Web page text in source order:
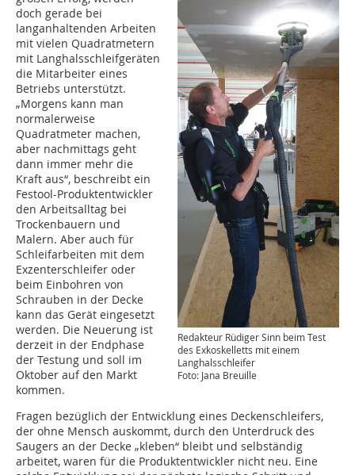
Redakteur Rüdiger Sinn beim Test
des Exkoskelletts mit einem
Langhalsschleifer
Foto: Jana Breuille
doch gerade bei
langanhaltenden Arbeiten
mit vielen Quadratmetern
mit Langhalsschleifgeräten
die Mitarbeiter eines
Betriebs unterstützt.
„Morgens kann man
normalerweise
Quadratmeter machen,
aber nachmittags geht
dann immer mehr die
Kraft aus“, beschreibt ein
Festool-Produktentwickler
den Arbeitsalltag bei
Trockenbauern und
Malern. Aber auch für
Schleifarbeiten mit dem
Exzenterschleifer oder
beim Einbohren von
Schrauben in der Decke
kann das Gerät eingesetzt
werden. Die Neuerung ist
derzeit in der Endphase
der Testung und soll im
Oktober auf den Markt
kommen.
Fragen bezüglich der Entwicklung eines Deckenschleifers,
der ohne Mensch auskommt, durch den Unterdruck des
Saugers an der Decke „kleben“ bleibt und selbständig
arbeitet, waren für die Produktentwickler nicht neu. Eine